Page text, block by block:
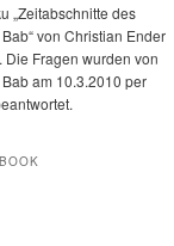
„Zeitabschnitte des
von Christian Ender
Die Fragen wurden von
am 10.3.2010 per